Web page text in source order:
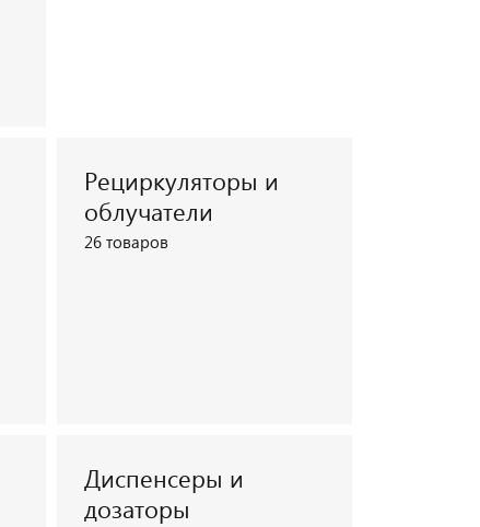
Рециркуляторы и
облучатели
26 товаров
Посмотреть каталог
Диспенсеры и
дозаторы